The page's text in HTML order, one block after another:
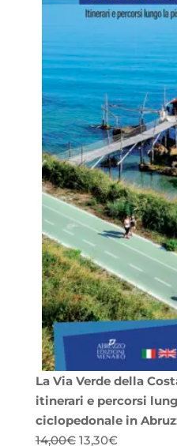
La Via Verde della
itinerari e percorsi
ciclopedonale in
14,00€ Il
13,30€Il